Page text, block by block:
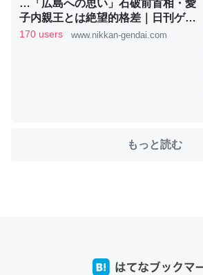
ジになったり努力してるし。
─ニュース :: 【研究発表】昆虫学の大問題＝「
ウチもEchoを実家に置いて４年。でた
…「広島への思い」石破前首相・愛
子内親王とは絶望的格差｜日刊ゲン
ダイDIGITAL
170 users www.nikkan-gendai.com
もっと読む